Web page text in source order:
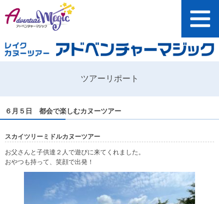
ツアーリポート
６月５日 都会で楽しむカヌーツアー
スカイツリーミドルカヌーツアー
お父さんと子供達２人で遊びに来てくれました。
おやつも持って、笑顔で出発！